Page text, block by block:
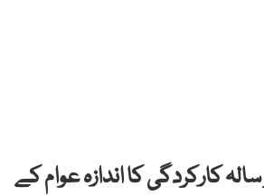
کارکردگی کا اندازہ عوام کے